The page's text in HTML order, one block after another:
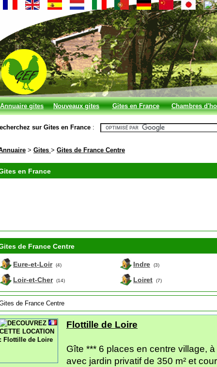
Annuaire gites Nouveaux gites
et chambres
Gites en France Chambres
en France
sur Gites en France :
> Gites > Gites de France Centre
en France
de France Centre
Eure-et-Loir (4)
Loir-et-Cher (14)
Indre (3)
Loiret (7)
de France Centre
Flottille de Loire
Gîte *** 6 places en centre village,
avec jardin privatif de 350 m² et